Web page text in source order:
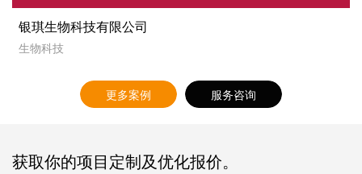
银琪生物科技有限公司
生物科技
更多案例 服务咨询
获取你的项目定制及优化报价。